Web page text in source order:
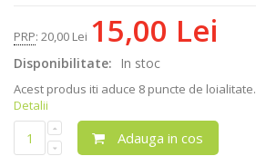
PRP: 20,00 Lei 15,00 Lei
Disponibilitate: In stoc
Acest produs iti aduce 8 puncte de loialitate.
Detalii
Adauga in cos